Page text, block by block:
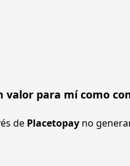
para mí como
de Placetopay no